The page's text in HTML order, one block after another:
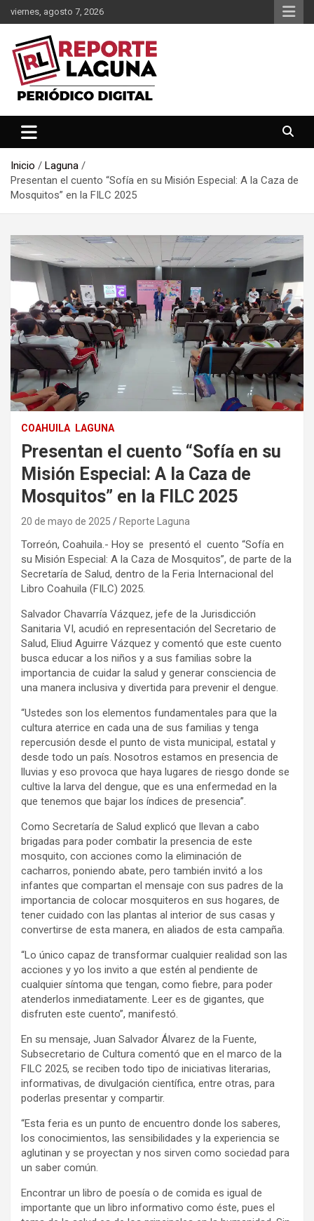
Saltar
al
contenido
viernes, agosto 7, 2026
Reporte Laguna
Inicio
Laguna
Presentan el cuento “Sofía en su Misión Especial: A la Caza de
Mosquitos” en la FILC 2025
COAHUILA LAGUNA
Presentan el cuento “Sofía en su
Misión Especial: A la Caza de
Mosquitos” en la FILC 2025
20 de mayo de 2025 Reporte Laguna
Torreón, Coahuila.- Hoy se presentó el cuento “Sofía en
su Misión Especial: A la Caza de Mosquitos”, de parte de la
Secretaría de Salud, dentro de la Feria Internacional del
Libro Coahuila (FILC) 2025.
Salvador Chavarría Vázquez, jefe de la Jurisdicción
Sanitaria VI, acudió en representación del Secretario de
Salud, Eliud Aguirre Vázquez y comentó que este cuento
busca educar a los niños y a sus familias sobre la
importancia de cuidar la salud y generar consciencia de
una manera inclusiva y divertida para prevenir el dengue.
“Ustedes son los elementos fundamentales para que la
cultura aterrice en cada una de sus familias y tenga
repercusión desde el punto de vista municipal, estatal y
desde todo un país. Nosotros estamos en presencia de
lluvias y eso provoca que haya lugares de riesgo donde se
cultive la larva del dengue, que es una enfermedad en la
que tenemos que bajar los índices de presencia”.
Como Secretaría de Salud explicó que llevan a cabo
brigadas para poder combatir la presencia de este
mosquito, con acciones como la eliminación de
cacharros, poniendo abate, pero también invitó a los
infantes que compartan el mensaje con sus padres de la
importancia de colocar mosquiteros en sus hogares, de
tener cuidado con las plantas al interior de sus casas y
convertirse de esta manera, en aliados de esta campaña.
“Lo único capaz de transformar cualquier realidad son las
acciones y yo los invito a que estén al pendiente de
cualquier síntoma que tengan, como fiebre, para poder
atenderlos inmediatamente. Leer es de gigantes, que
disfruten este cuento”, manifestó.
En su mensaje, Juan Salvador Álvarez de la Fuente,
Subsecretario de Cultura comentó que en el marco de la
FILC 2025, se reciben todo tipo de iniciativas literarias,
informativas, de divulgación científica, entre otras, para
poderlas presentar y compartir.
“Esta feria es un punto de encuentro donde los saberes,
los conocimientos, las sensibilidades y la experiencia se
aglutinan y se proyectan y nos sirven como sociedad para
un saber común.
Encontrar un libro de poesía o de comida es igual de
importante que un libro informativo como éste, pues el